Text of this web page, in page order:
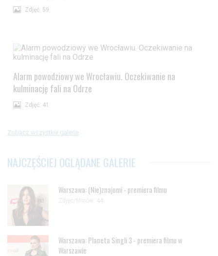
Zdjęć: 59
Alarm powodziowy we Wrocławiu. Oczekiwanie na
kulminację fali na Odrze
Zdjęć: 41
Zobacz wszystkie galerie
NAJCZĘŚCIEJ OGLĄDANE GALERIE
Warszawa: (Nie)znajomi - premiera filmu
Zdjęc/filmów: 44
Warszawa: Planeta Singli 3 - premiera filmu w
Warszawie